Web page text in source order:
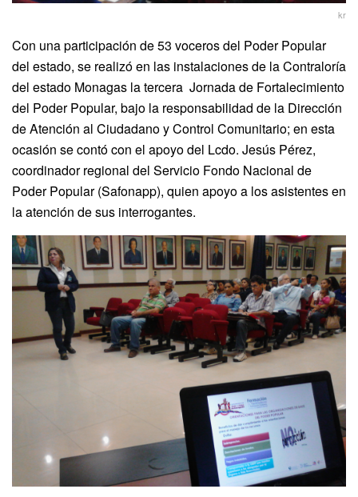
kr
Con una participación de 53 voceros del Poder Popular
del estado, se realizó en las instalaciones de la Contraloría
del estado Monagas la tercera Jornada de Fortalecimiento
del Poder Popular, bajo la responsabilidad de la Dirección
de Atención al Ciudadano y Control Comunitario; en esta
ocasión se contó con el apoyo del Lcdo. Jesús Pérez,
coordinador regional del Servicio Fondo Nacional de
Poder Popular (Safonapp), quien apoyo a los asistentes en
la atención de sus interrogantes.